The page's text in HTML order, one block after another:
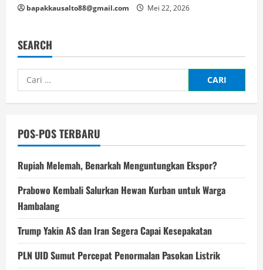
bapakkausalto88@gmail.com Mei 22, 2026
SEARCH
Cari
untuk:
POS-POS TERBARU
Rupiah Melemah, Benarkah Menguntungkan Ekspor?
Prabowo Kembali Salurkan Hewan Kurban untuk Warga
Hambalang
Trump Yakin AS dan Iran Segera Capai Kesepakatan
PLN UID Sumut Percepat Penormalan Pasokan Listrik